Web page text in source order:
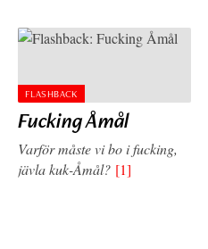
FLASHBACK
Fucking Åmål
Varför måste vi bo i fucking,
jävla kuk-Åmål? [1]